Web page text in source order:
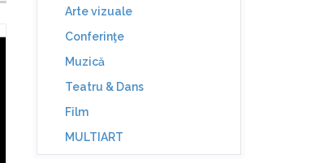
Arte vizuale
Conferinţe
Muzică
Teatru & Dans
Film
MULTIART